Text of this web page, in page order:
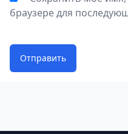
браузере для
Отправить